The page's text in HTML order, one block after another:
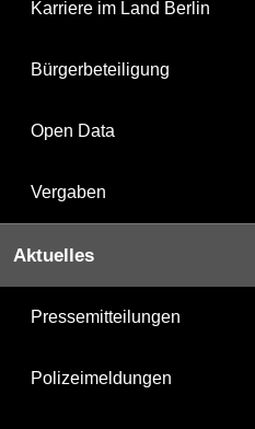
Karriere im Land Berlin
Bürgerbeteiligung
Open Data
Vergaben
Aktuelles
Pressemitteilungen
Polizeimeldungen